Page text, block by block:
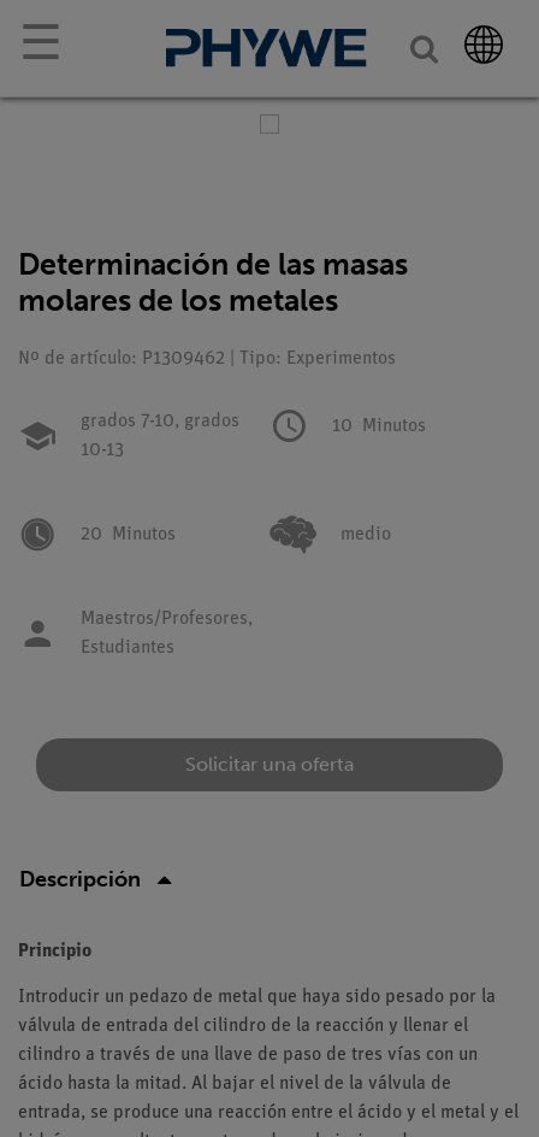
☰
Determinación de las masas
molares de los metales
Nº de artículo: P1309462 | Tipo: Experimentos
grados 7-10, grados
10-13
10 Minutos
20 Minutos medio
Maestros/Profesores,
Estudiantes
Solicitar una oferta
Descripción
Principio
Introducir un pedazo de metal que haya sido pesado por la
válvula de entrada del cilindro de la reacción y llenar el
cilindro a través de una llave de paso de tres vías con un
ácido hasta la mitad. Al bajar el nivel de la válvula de
entrada, se produce una reacción entre el ácido y el metal y el